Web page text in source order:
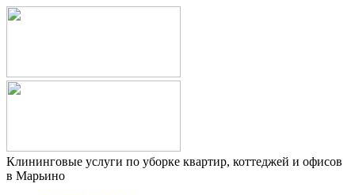
Клининговые услуги по уборке квартир, коттеджей и офисов
в Марьино